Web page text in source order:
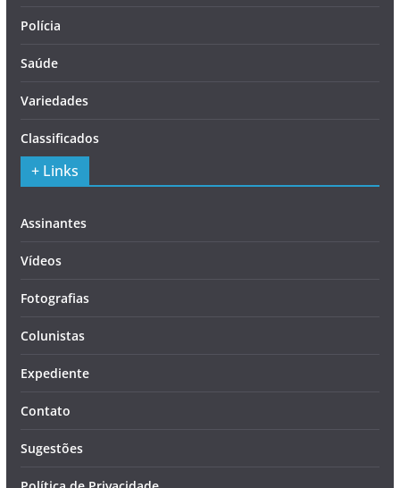
Polícia
Saúde
Variedades
Classificados
+ Links
Assinantes
Vídeos
Fotografias
Colunistas
Expediente
Contato
Sugestões